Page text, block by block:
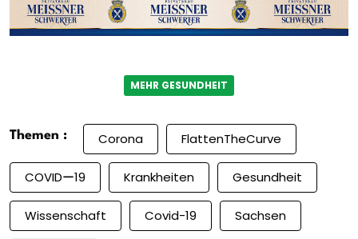
MEHR GESUNDHEIT
Themen : Corona FlattenTheCurve
COVIDー19 Krankheiten Gesundheit
Wissenschaft Covid-19 Sachsen